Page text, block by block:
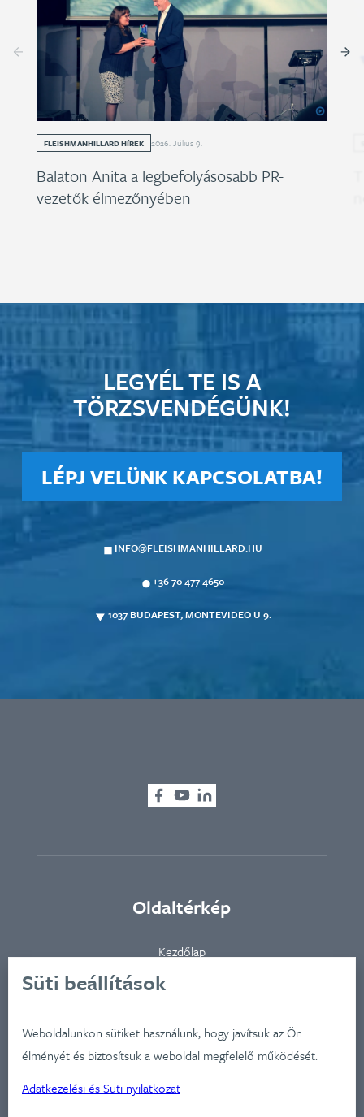
Süti beállítások
Weboldalunkon sütiket használunk, hogy javítsuk az Ön
élményét és biztosítsuk a weboldal megfelelő működését.
Adatkezelési és Süti nyilatkozat
FLEISHMANHILLARD HÍREK 2026. Július9.
Balaton Anita a legbefolyásosabb PR-
vezetők élmezőnyében
LEGYÉL TE IS A
TÖRZSVENDÉGÜNK!
LÉPJ VELÜNK KAPCSOLATBA!
INFO@FLEISHMANHILLARD.HU
+36 70 477 4650
1037 BUDAPEST, MONTEVIDEO U 9.
Oldaltérkép
Kezdőlap
Ügynökségünkről
Iparágak
Szolgátatásaink